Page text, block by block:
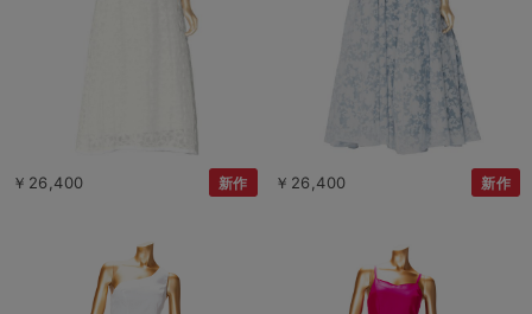
￥26,400 新作 ￥26,400 新作